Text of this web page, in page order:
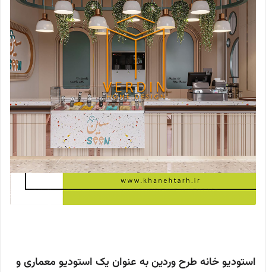
استودیو خانه طرح وردین به عنوان یک استودیو معماری و